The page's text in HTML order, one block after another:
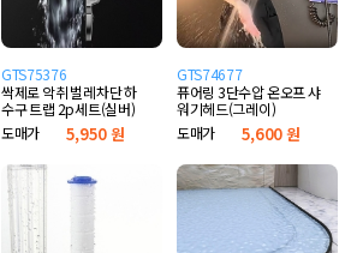
GTS75376
싹제로 악취 벌레차단 하
수구 트랩 2p세트(실버)
도매가
5,950 원
GTS74677
퓨어링 3단수압 온오프 샤
워기헤드(그레이)
도매가
5,600 원